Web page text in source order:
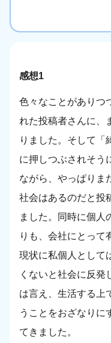
感想1
色々なことがありつ
れた投稿者さんに、
りました。そして「
に押しつぶされそう
ながら、やっぱりま
社会はあるのだと投
ました。同時に個人
りも、会社にとって
現状に私個人として
くないと社会に反発
は言え、生活する上
うことをおざなりに
てきました。